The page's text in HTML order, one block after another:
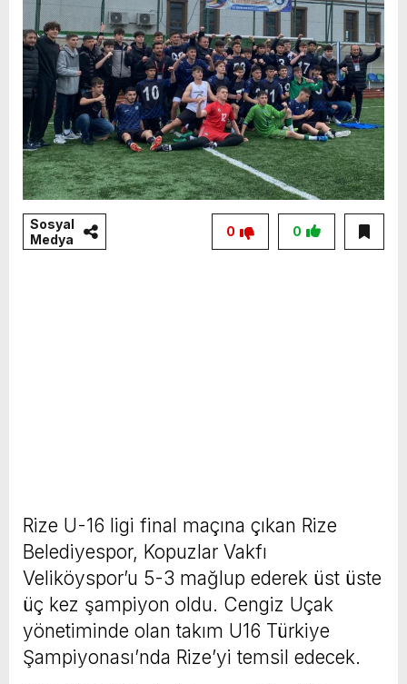
Sosyal
Medya
0
0
Rize U-16 ligi final maçına çıkan Rize
Belediyespor, Kopuzlar Vakfı
Veliköyspor’u 5-3 mağlup ederek üst üste
üç kez şampiyon oldu. Cengiz Uçak
yönetiminde olan takım U16 Türkiye
Şampiyonası’nda Rize’yi temsil edecek.